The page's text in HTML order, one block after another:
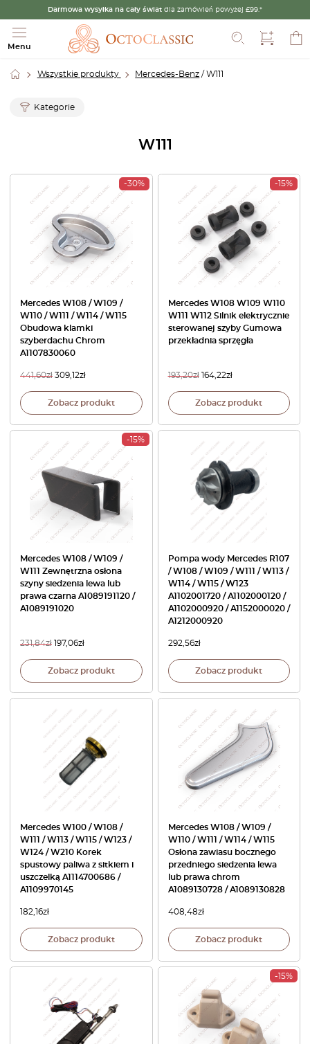
Darmowa wysyłka na cały świat dla zamówień powyżej £99.*
Menu
Szukaj
Wszystkie produkty Mercedes-Benz / W111
Kategorie
W111
-30%
Mercedes W108 / W109 /
W110 / W111 / W114 / W115
Obudowa klamki
szyberdachu Chrom
A1107830060
441,60zł 309,12zł
Zobacz produkt
-15%
Mercedes W108 W109 W110
W111 W112 Silnik elektrycznie
sterowanej szyby Gumowa
przekładnia sprzęgła
193,20zł 164,22zł
Zobacz produkt
-15%
Mercedes W108 / W109 /
W111 Zewnętrzna osłona
szyny siedzenia lewa lub
prawa czarna A1089191120 /
A1089191020
231,84zł 197,06zł
Zobacz produkt
Pompa wody Mercedes R107
/ W108 / W109 / W111 / W113 /
W114 / W115 / W123
A1102001720 / A1102000120 /
A1102000920 / A1152000020 /
A1212000920
292,56zł
Zobacz produkt
Mercedes W100 / W108 /
W111 / W113 / W115 / W123 /
W124 / W210 Korek
spustowy paliwa z sitkiem i
uszczelką A1114700686 /
A1109970145
182,16zł
Zobacz produkt
Mercedes W108 / W109 /
W110 / W111 / W114 / W115
Osłona zawiasu bocznego
przedniego siedzenia lewa
lub prawa chrom
A1089130728 / A1089130828
408,48zł
Zobacz produkt
-15%